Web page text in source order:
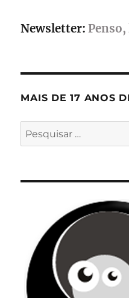
Newsletter:
MAIS DE 17 ANOS
Pesquisar
por: